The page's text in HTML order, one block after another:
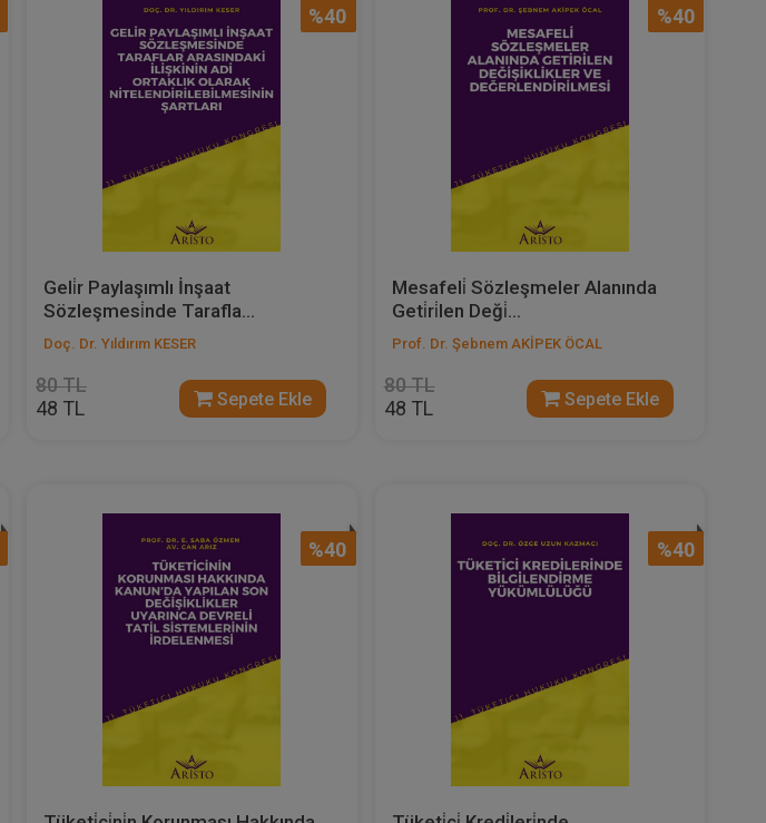
%40
Geli̇r Paylaşımlı İnşaat
Sözleşmesi̇nde Tarafla...
Doç. Dr. Yıldırım KESER
80 TL
48 TL Sepete Ekle
%40
Mesafeli̇ Sözleşmeler Alanında
Geti̇ri̇len Deği̇...
Prof. Dr. Şebnem AKİPEK ÖCAL
80 TL
48 TL Sepete Ekle
%40 %40